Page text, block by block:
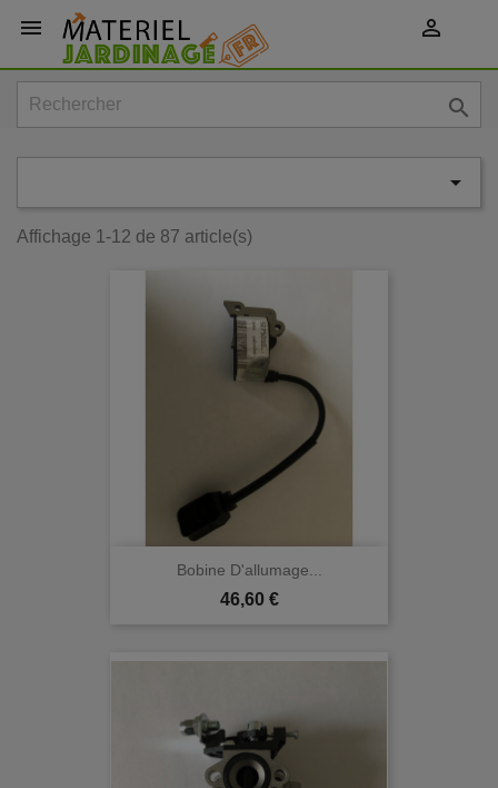
 


Affichage 1-12 de 87 article(s)
Bobine D'allumage...
Prix
46,60 €